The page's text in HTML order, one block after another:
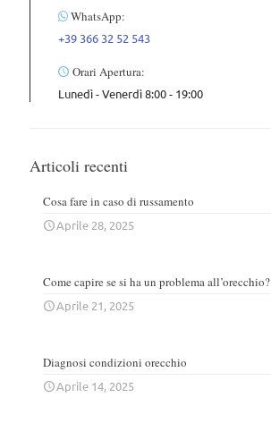
WhatsApp:
+39 366 32 52 543
Orari Apertura:
Lunedì - Venerdì 8:00 - 19:00
Articoli recenti
Cosa fare in caso di russamento
Aprile 28, 2025
Come capire se si ha un problema all’orecchio?
Aprile 21, 2025
Diagnosi condizioni orecchio
Aprile 14, 2025